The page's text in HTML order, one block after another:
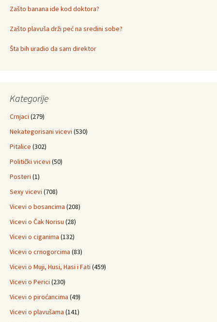
Zašto banana ide kod doktora?
Zašto plavuša drži peć na sredini sobe?
Šta bih uradio da sam direktor
Kategorije
Crnjaci (279)
Nekategorisani vicevi (530)
Pitalice (302)
Politički vicevi (50)
Posteri (1)
Sexy vicevi (708)
Vicevi o bosancima (208)
Vicevi o Čak Norisu (28)
Vicevi o ciganima (132)
Vicevi o crnogorcima (83)
Vicevi o Muji, Husi, Hasi i Fati (459)
Vicevi o Perici (230)
Vicevi o piroćancima (49)
Vicevi o plavušama (141)